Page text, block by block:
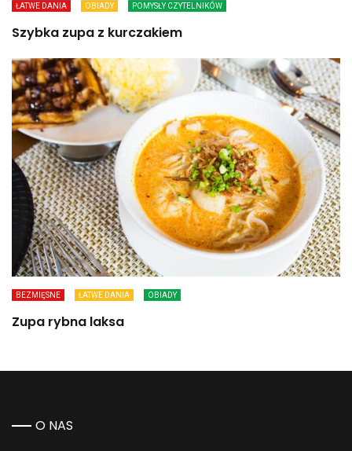
ŁATWE DANIA OBIADY POMYSŁY CZYTELNIKÓW
Szybka zupa z kurczakiem
BEZMIĘSNE ŁATWE DANIA OBIADY
Zupa rybna laksa
O NAS